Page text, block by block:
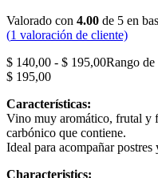
Valorado con 4.00 de 5 en
(1 valoración de cliente)
$ 140,00 - $ 195,00Rango de
$ 195,00
Características:
Vino muy aromático, frutal y
carbónico que contiene.
Ideal para acompañar postres
Characteristics: